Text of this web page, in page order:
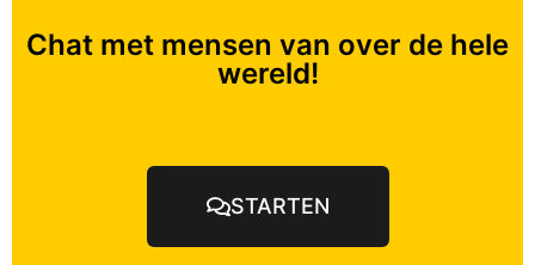
Chat met mensen van over de hele
wereld!
STARTEN